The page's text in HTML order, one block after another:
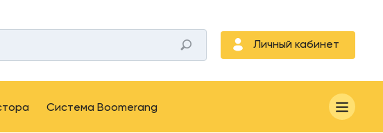
Личный кабинет
Система Boomerang